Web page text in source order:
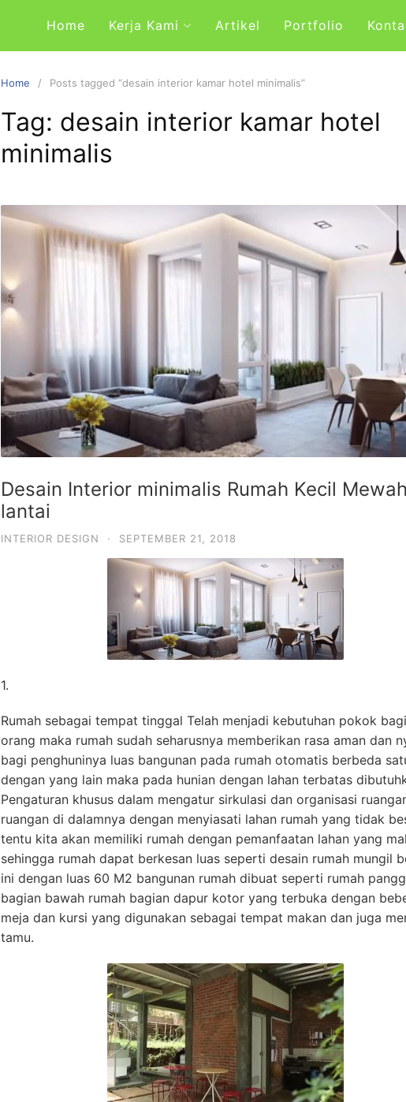
Home Kerja Kami Artikel Portfolio
Home Posts tagged “desain interior kamar hotel minimalis”
Tag: desain interior kamar hotel
minimalis
Desain Interior minimalis Rumah Kecil
lantai
INTERIOR DESIGN · SEPTEMBER 21, 2018
1.
Rumah sebagai tempat tinggal Telah menjadi kebutuhan pokok
orang maka rumah sudah seharusnya memberikan rasa aman dan
bagi penghuninya luas bangunan pada rumah otomatis berbeda
dengan yang lain maka pada hunian dengan lahan terbatas
Pengaturan khusus dalam mengatur sirkulasi dan organisasi
ruangan di dalamnya dengan menyiasati lahan rumah yang tidak
tentu kita akan memiliki rumah dengan pemanfaatan lahan yang
sehingga rumah dapat berkesan luas seperti desain rumah mungil
ini dengan luas 60 M2 bangunan rumah dibuat seperti rumah
bagian bawah rumah bagian dapur kotor yang terbuka dengan
meja dan kursi yang digunakan sebagai tempat makan dan juga
tamu.